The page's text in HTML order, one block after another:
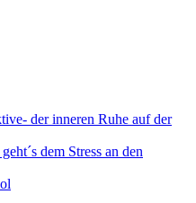
der inneren Ruhe auf der
dem Stress an den